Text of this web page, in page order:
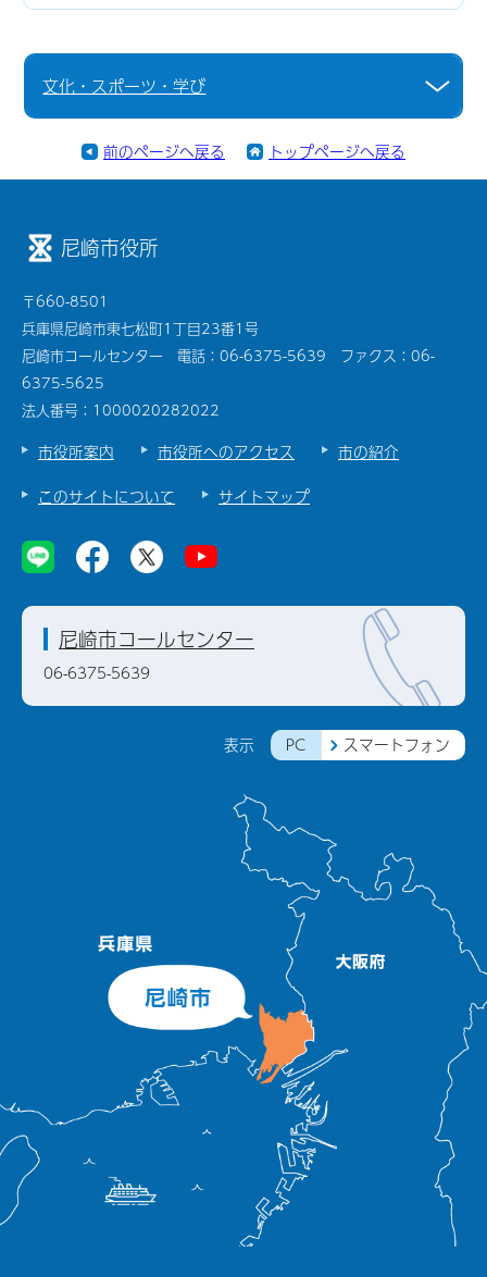
文化・スポーツ・学び
前のページへ戻る トップページへ戻る
尼崎市役所
〒660-8501
兵庫県尼崎市東七松町1丁目23番1号
尼崎市コールセンター 電話：06-6375-5639 ファクス：06-
6375-5625
法人番号：1000020282022
市役所案内 市役所へのアクセス
市の紹介
このサイトについて
サイトマップ
表示 PC スマートフォン
尼崎市コールセンター
06-6375-5639